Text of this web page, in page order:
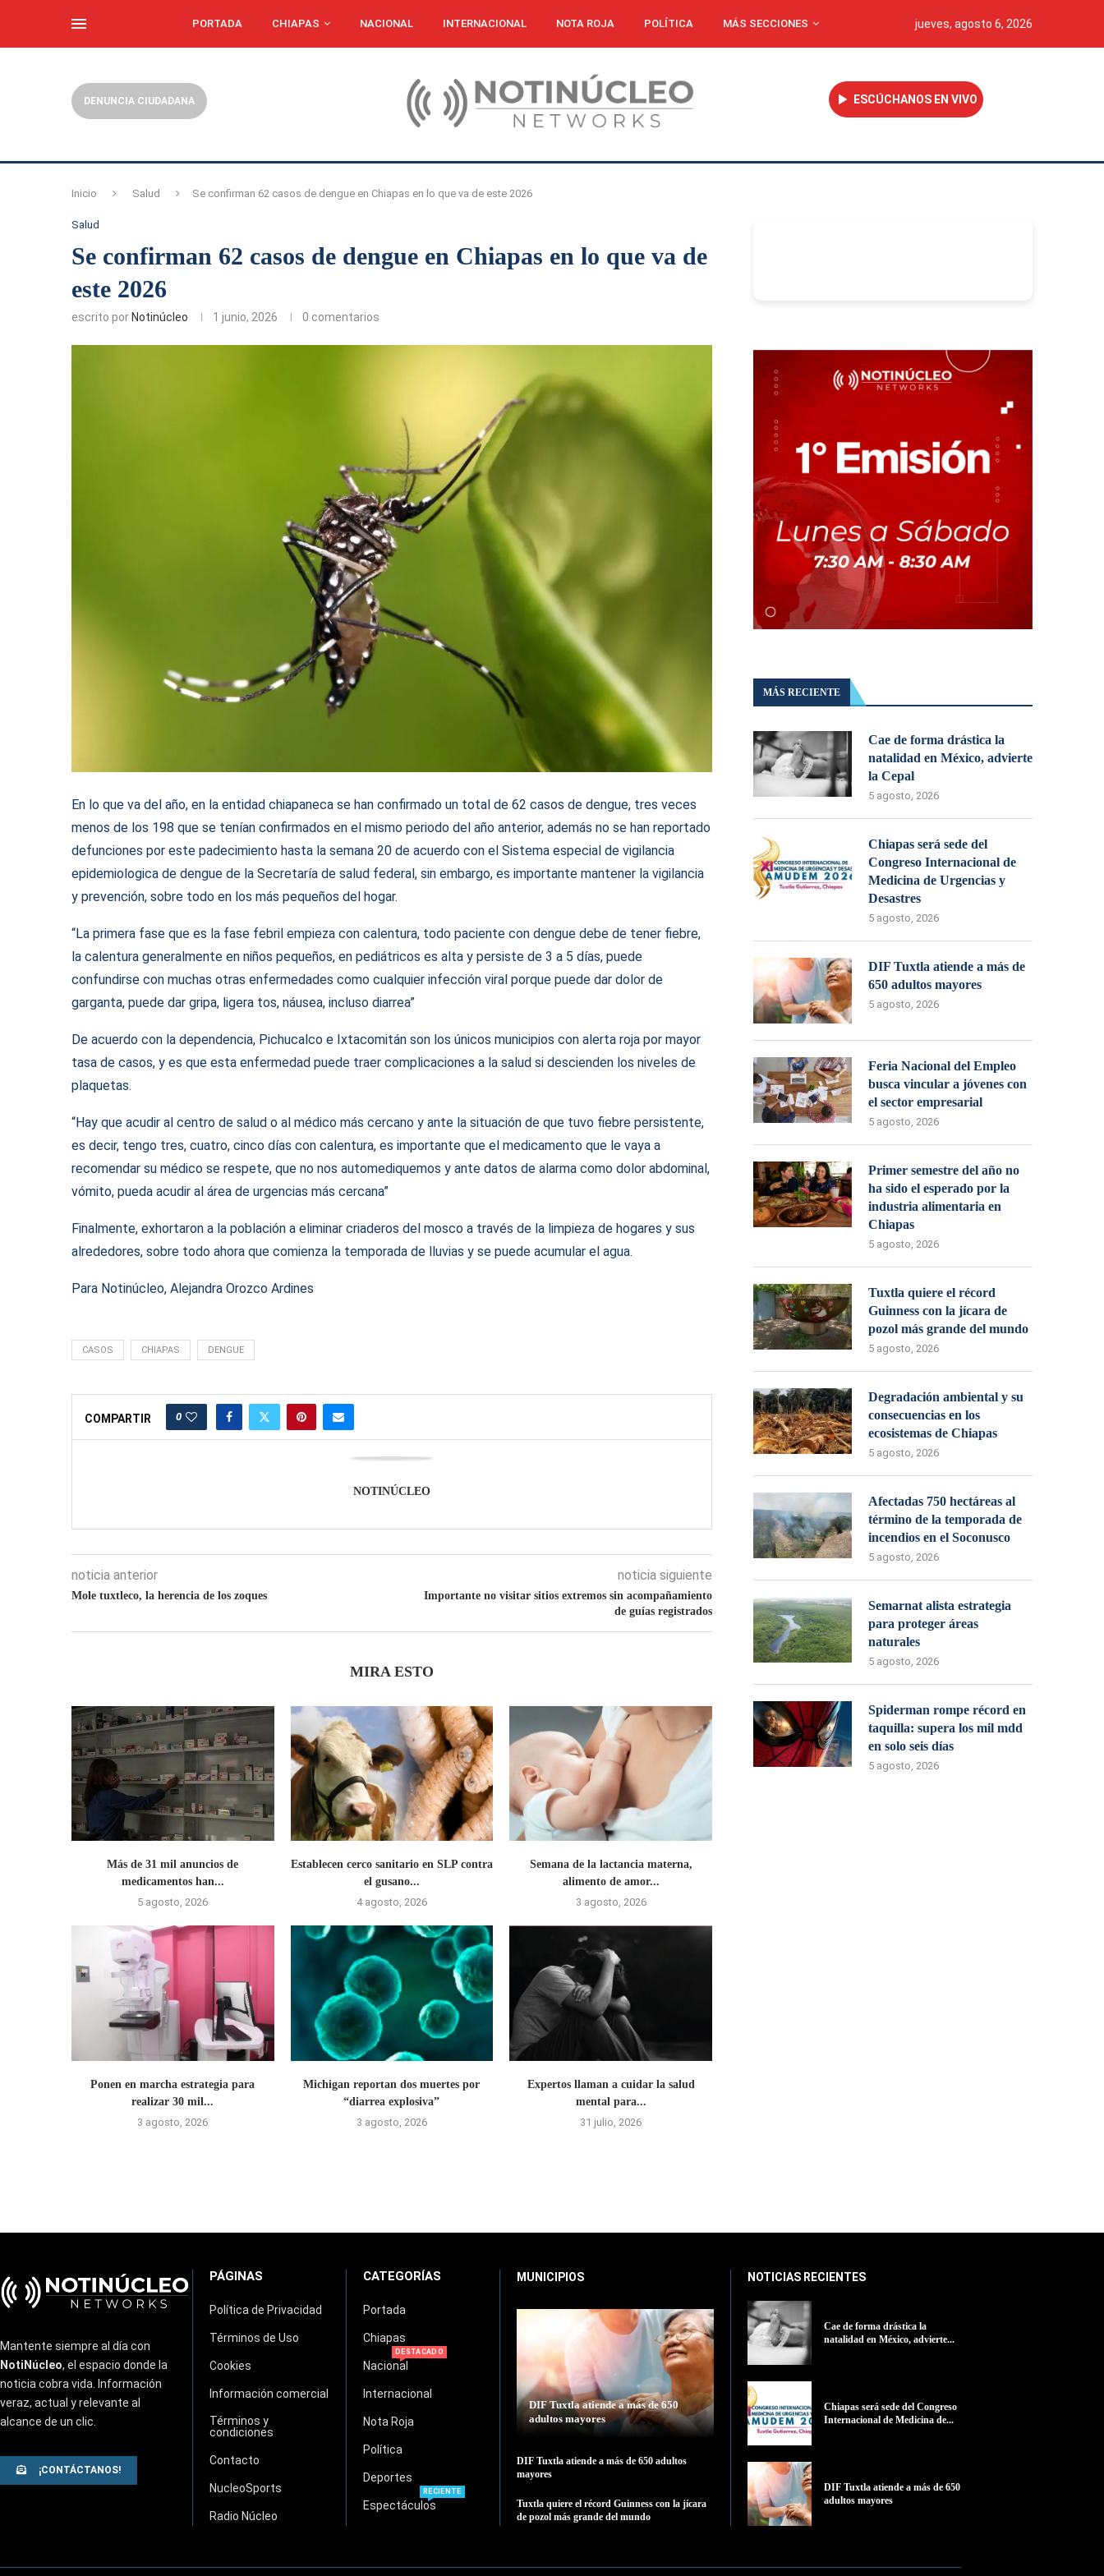
PORTADA CHIAPAS NACIONAL INTERNACIONAL NOTA ROJA POLÍTICA MÁS SECCIONES jueves, agosto 6, 2026
DENUNCIA CIUDADANA ESCÚCHANOS EN VIVO
Inicio Salud Se confirman 62 casos de dengue en Chiapas en lo que va de este 2026
Salud
Se confirman 62 casos de dengue en Chiapas en lo que va de
este 2026
escrito por Notinúcleo 1 junio, 2026 0 comentarios
En lo que va del año, en la entidad chiapaneca se han confirmado un total de 62 casos de dengue, tres veces
menos de los 198 que se tenían confirmados en el mismo periodo del año anterior, además no se han reportado
defunciones por este padecimiento hasta la semana 20 de acuerdo con el Sistema especial de vigilancia
epidemiologica de dengue de la Secretaría de salud federal, sin embargo, es importante mantener la vigilancia
y prevención, sobre todo en los más pequeños del hogar.
“La primera fase que es la fase febril empieza con calentura, todo paciente con dengue debe de tener fiebre,
la calentura generalmente en niños pequeños, en pediátricos es alta y persiste de 3 a 5 días, puede
confundirse con muchas otras enfermedades como cualquier infección viral porque puede dar dolor de
garganta, puede dar gripa, ligera tos, náusea, incluso diarrea”
De acuerdo con la dependencia, Pichucalco e Ixtacomitán son los únicos municipios con alerta roja por mayor
tasa de casos, y es que esta enfermedad puede traer complicaciones a la salud si descienden los niveles de
plaquetas.
“Hay que acudir al centro de salud o al médico más cercano y ante la situación de que tuvo fiebre persistente,
es decir, tengo tres, cuatro, cinco días con calentura, es importante que el medicamento que le vaya a
recomendar su médico se respete, que no nos automediquemos y ante datos de alarma como dolor abdominal,
vómito, pueda acudir al área de urgencias más cercana”
Finalmente, exhortaron a la población a eliminar criaderos del mosco a través de la limpieza de hogares y sus
alrededores, sobre todo ahora que comienza la temporada de lluvias y se puede acumular el agua.
Para Notinúcleo, Alejandra Orozco Ardines
CASOS CHIAPAS DENGUE
COMPARTIR 0
NOTINÚCLEO
noticia anterior
Mole tuxtleco, la herencia de los zoques
noticia siguiente
Importante no visitar sitios extremos sin acompañamiento
de guías registrados
MIRA ESTO
Más de 31 mil anuncios de
medicamentos han...
5 agosto, 2026
Establecen cerco sanitario en SLP contra
el gusano...
4 agosto, 2026
Semana de la lactancia materna,
alimento de amor...
3 agosto, 2026
Ponen en marcha estrategia para
realizar 30 mil...
3 agosto, 2026
Michigan reportan dos muertes por
“diarrea explosiva”
3 agosto, 2026
Expertos llaman a cuidar la salud
mental para...
31 julio, 2026
MÁS RECIENTE
Cae de forma drástica la
natalidad en México, advierte
la Cepal
5 agosto, 2026
Chiapas será sede del
Congreso Internacional de
Medicina de Urgencias y
Desastres
5 agosto, 2026
DIF Tuxtla atiende a más de
650 adultos mayores
5 agosto, 2026
Feria Nacional del Empleo
busca vincular a jóvenes con
el sector empresarial
5 agosto, 2026
Primer semestre del año no
ha sido el esperado por la
industria alimentaria en
Chiapas
5 agosto, 2026
Tuxtla quiere el récord
Guinness con la jícara de
pozol más grande del mundo
5 agosto, 2026
Degradación ambiental y su
consecuencias en los
ecosistemas de Chiapas
5 agosto, 2026
Afectadas 750 hectáreas al
término de la temporada de
incendios en el Soconusco
5 agosto, 2026
Semarnat alista estrategia
para proteger áreas
naturales
5 agosto, 2026
Spiderman rompe récord en
taquilla: supera los mil mdd
en solo seis días
5 agosto, 2026
Mantente siempre al día con
NotiNúcleo, el espacio donde la
noticia cobra vida. Información
veraz, actual y relevante al
alcance de un clic.
¡CONTÁCTANOS!
PÁGINAS
Política de Privacidad
Términos de Uso
Cookies
Información comercial
Términos y
condiciones
Contacto
NucleoSports
Radio Núcleo
CATEGORÍAS
Portada
Chiapas
Nacional
DESTACADO
Internacional
Nota Roja
Política
Deportes
Espectáculos
RECIENTE
MUNICIPIOS
DIF Tuxtla atiende a más de 650
adultos mayores
DIF Tuxtla atiende a más de 650 adultos
mayores
Tuxtla quiere el récord Guinness con la jícara
de pozol más grande del mundo
NOTICIAS RECIENTES
Cae de forma drástica la
natalidad en México, advierte...
Chiapas será sede del Congreso
Internacional de Medicina de...
DIF Tuxtla atiende a más de 650
adultos mayores